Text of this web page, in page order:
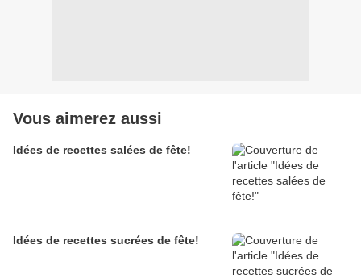
Vous aimerez aussi
Idées de recettes salées de fête!
Idées de recettes sucrées de fête!